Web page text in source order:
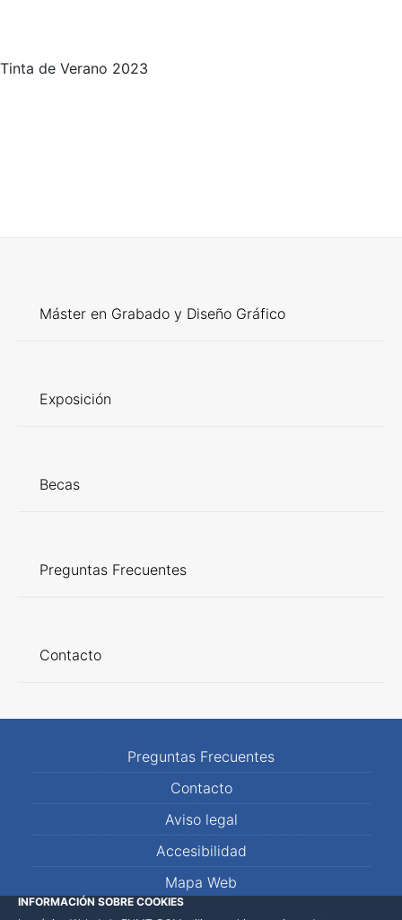
Tinta de Verano 2023
Máster en Grabado y Diseño Gráfico
Exposición
Becas
Preguntas Frecuentes
Contacto
Preguntas Frecuentes
Contacto
Aviso legal
Accesibilidad
Mapa Web
INFORMACIÓN SOBRE COOKIES